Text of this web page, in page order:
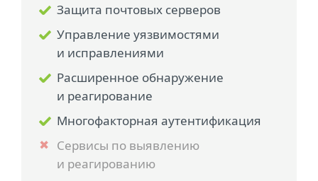
Защита почтовых серверов
Управление уязвимостями
и исправлениями
Расширенное обнаружение
и реагирование
Многофакторная аутентификация
Сервисы по выявлению
и реагированию